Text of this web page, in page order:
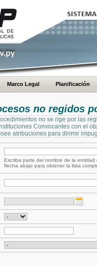
Marco Legal Planificación
no regidos
no se rige por las
Convocantes con el
atribuciones para dirimir
Escriba parte del nombre de la entidad
flecha abajo para obtener la lista